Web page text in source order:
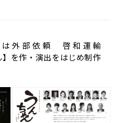
は外部依頼 啓和運輸
を作・演出をはじめ制作